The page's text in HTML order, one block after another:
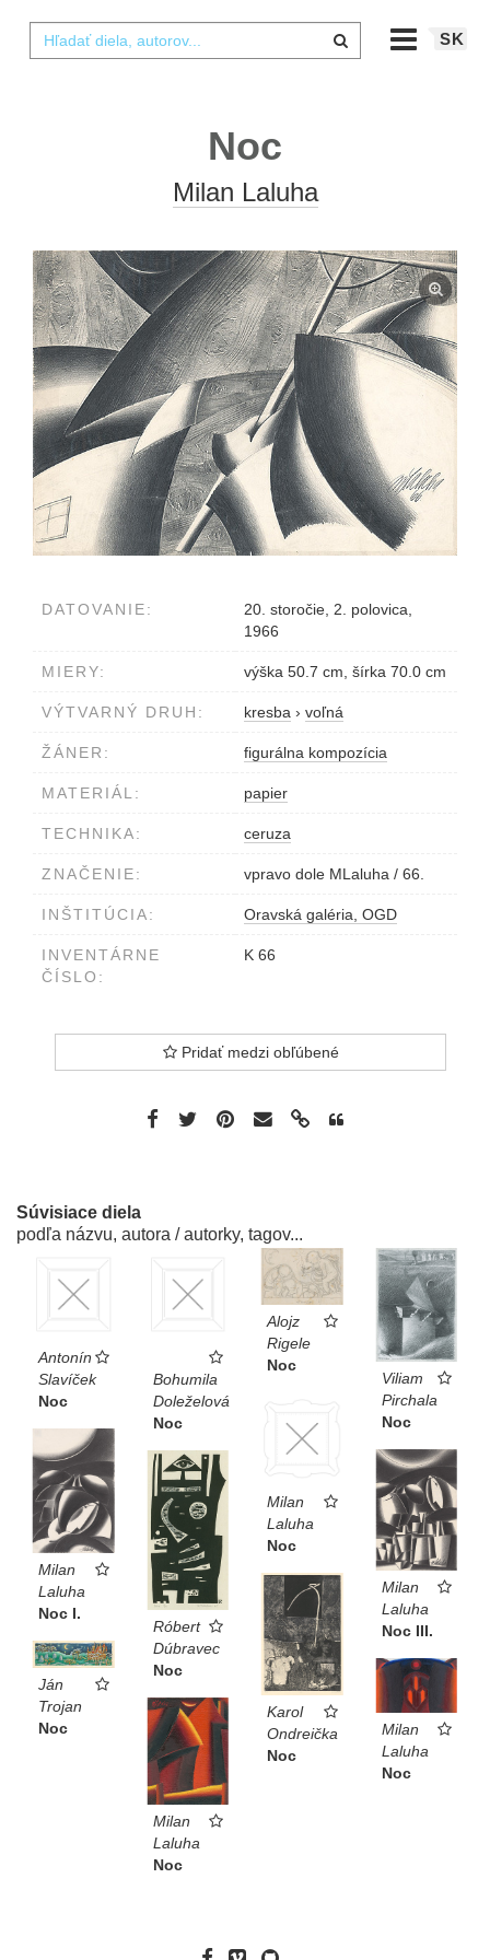
SK
Noc
Milan Laluha
DATOVANIE:
20. storočie, 2. polovica,
1966
MIERY: výška 50.7 cm, šírka 70.0 cm
VÝTVARNÝ DRUH: kresba › voľná
ŽÁNER: figurálna kompozícia
MATERIÁL: papier
TECHNIKA: ceruza
ZNAČENIE: vpravo dole MLaluha / 66.
INŠTITÚCIA: Oravská galéria, OGD
INVENTÁRNE
ČÍSLO:
K 66
Pridať medzi obľúbené
Súvisiace diela
podľa názvu, autora / autorky, tagov...
Antonín
Slavíček
Noc
Bohumila
Doleželová
Noc
Alojz
Rigele
Noc
Viliam
Pirchala
Noc
Milan
Laluha
Noc
Milan
Laluha
Noc I.
Milan
Laluha
Noc III.
Róbert
Dúbravec
Noc
Karol
Ondreička
Noc
Ján
Trojan
Noc
Milan
Laluha
Noc
Milan
Laluha
Noc